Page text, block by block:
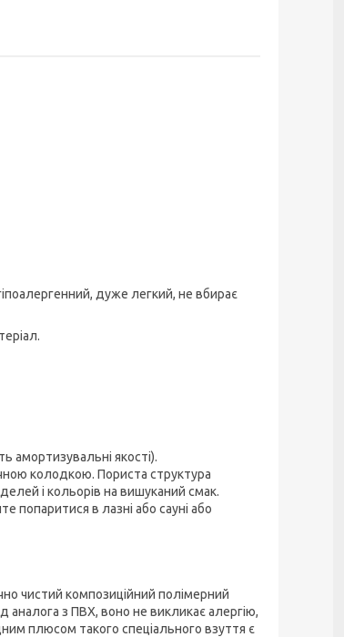
дуже легкий, не вбирає
амортизувальні якості).
колодкою. Пориста структура
і кольорів на вишуканий смак.
попаритися в лазні або сауні або
чистий композиційний полімерний
аналога з ПВХ, воно не викликає алергію,
плюсом такого спеціального взуття є